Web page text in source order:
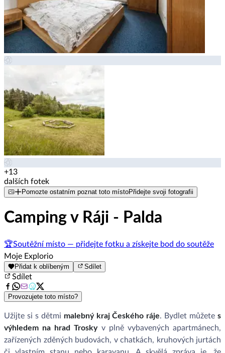
+13
dalších fotek
Pomozte ostatním poznat toto místoPřidejte svoji fotografii
Camping v Ráji - Palda
🏆Soutěžní místo — přidejte fotku a získejte bod do soutěže
Moje Explorio
Přidat k oblíbeným Sdílet
Sdílet
Provozujete toto místo?
Užijte si s dětmi malebný kraj Českého ráje. Bydlet můžetes
výhledem na hrad Troskyv plně vybavených apartmánech,
zařízených zděných budovách, v chatkách, kruhových jurtách